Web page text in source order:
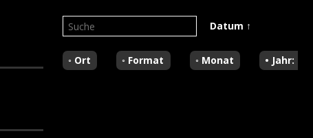
Datum ↑
Ort Format Monat Jahr